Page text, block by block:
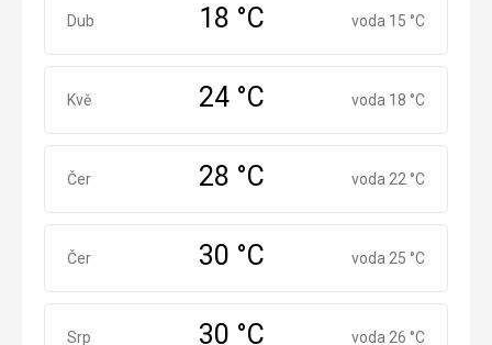
Duben
Dub 18 °C voda 15 °C
Květen
Kvě 24 °C voda 18 °C
Červen
Čer 28 °C voda 22 °C
Červenec
Čer 30 °C voda 25 °C
Srpen
Srp 30 °C voda 26 °C